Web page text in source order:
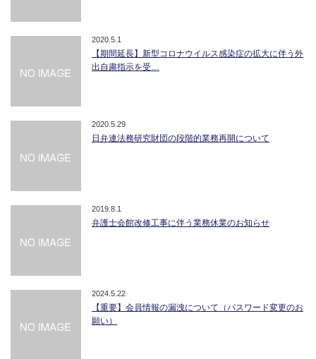
2020.5.1
【期間延長】新型コロナウイルス感染症の拡大に伴う外
出自粛指示を受…
2020.5.29
日弁連法務研究財団の段階的業務再開について
2019.8.1
弁護士会館改修工事に伴う業務休業のお知らせ
2024.5.22
【重要】会員情報の漏洩について（パスワード変更のお
願い）